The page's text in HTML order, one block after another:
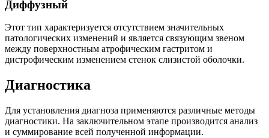
Диффузный
Этот тип характеризуется отсутствием значительных
патологических изменений и является связующим звеном
между поверхностным атрофическим гастритом и
дистрофическим изменением стенок слизистой оболочки.
Диагностика
Для установления диагноза применяются различные методы
диагностики. На заключительном этапе производится анализ
и суммирование всей полученной информации.